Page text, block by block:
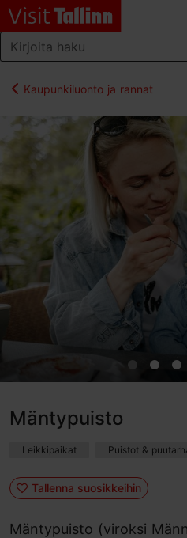
Kaupunkiluonto ja rannat
Mäntypuisto
Leikkipaikat Puistot &
Tallenna suosikkeihin
Mäntypuisto (viroksi